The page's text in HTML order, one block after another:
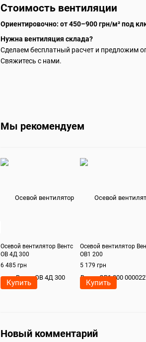
Стоимость вентиляции
Ориентировочно: от 450–900 грн/м² под
Нужна вентиляция склада?
Сделаем бесплатный расчет и предложим
Свяжитесь с нами.
Мы рекомендуем
Осевой вентилятор Вентс
ОВ 4Д 300
6 485 грн
Купить
Осевой вентилятор
ОВ1 200
5 179 грн
Купить
Новый комментарий